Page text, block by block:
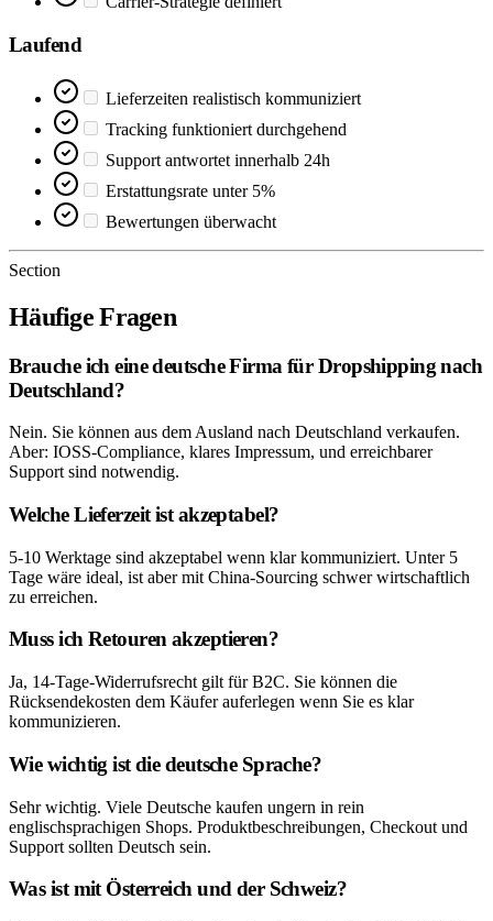
Laufend
Lieferzeiten realistisch kommuniziert
Tracking funktioniert durchgehend
Support antwortet innerhalb 24h
Erstattungsrate unter 5%
Bewertungen überwacht
Section
Häufige Fragen
Brauche ich eine deutsche Firma für Dropshipping nach
Deutschland?
Nein. Sie können aus dem Ausland nach Deutschland verkaufen.
Aber: IOSS-Compliance, klares Impressum, und erreichbarer
Support sind notwendig.
Welche Lieferzeit ist akzeptabel?
5-10 Werktage sind akzeptabel wenn klar kommuniziert. Unter 5
Tage wäre ideal, ist aber mit China-Sourcing schwer wirtschaftlich
zu erreichen.
Muss ich Retouren akzeptieren?
Ja, 14-Tage-Widerrufsrecht gilt für B2C. Sie können die
Rücksendekosten dem Käufer auferlegen wenn Sie es klar
kommunizieren.
Wie wichtig ist die deutsche Sprache?
Sehr wichtig. Viele Deutsche kaufen ungern in rein
englischsprachigen Shops. Produktbeschreibungen, Checkout und
Support sollten Deutsch sein.
Was ist mit Österreich und der Schweiz?